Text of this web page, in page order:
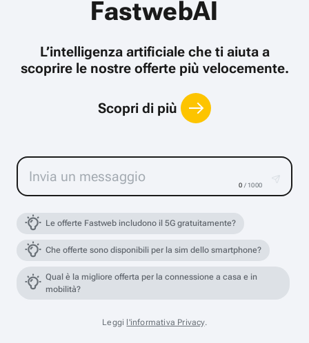
FastwebAI
L’intelligenza artificiale che ti aiuta a
scoprire le nostre offerte più velocemente.
Scopri di più
0 / 1000
Le offerte Fastweb includono il 5G gratuitamente?
Che offerte sono disponibili per la sim dello smartphone?
Qual è la migliore offerta per la connessione a casa e in
mobilità?
Leggi l'informativa Privacy.